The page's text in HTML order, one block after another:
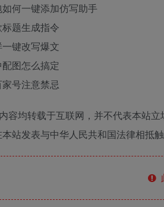
何一键添加仿写助手
题生成指令
键改写爆文
图怎么搞定
号注意禁忌
容均转载于互联网，并不代表本站
站发表与中华人民共和国法律相抵触